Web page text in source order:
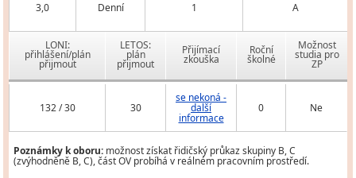
3,0 Denní 1 A
LONI:
přihlášení/plán
přijmout
LETOS:
plán
přijmout
Přijímací
zkouška
Roční
školné
Možnost
studia pro
ZP
132 / 30 30
se nekoná -
další
informace
0 Ne
Poznámky k oboru: možnost získat řidičský průkaz skupiny B, C
(zvýhodněně B, C), část OV probíhá v reálném pracovním prostředí.